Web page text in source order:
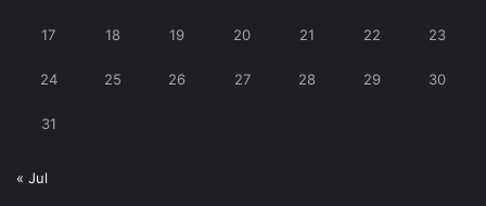
17 18 19 20 21 22 23
24 25 26 27 28 29 30
31
« Jul